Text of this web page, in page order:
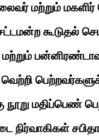
மற்றும்
சட்டமன்ற கூடுதல்
மற்றும்
நூறு மதிப்பெண்
நிர்வாகிகள்